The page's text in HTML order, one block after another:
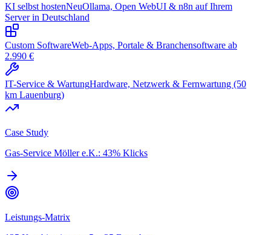
KI selbst hostenNeuOllama, Open WebUI & n8n auf Ihrem
Server in Deutschland
Custom SoftwareWeb-Apps, Portale & Branchensoftware ab
2.990 €
IT-Service & WartungHardware, Netzwerk & Fernwartung (50
km Lauenburg)
Case Study
Gas-Service Möller e.K.: 43% Klicks
Leistungs-Matrix